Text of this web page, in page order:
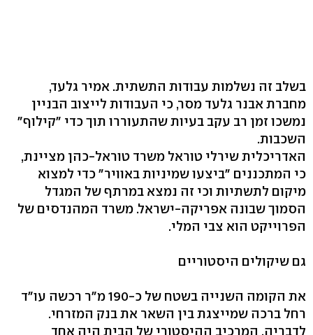
בשלב זה נשלמות עבודות התשתית. אמיר גלעד,
מחברת אבנר גלעד מסר, כי העבודות לייצוב הבניין
נמשכו זמן רב עקב בעיות שהתעוררו תוך כדי "קילוף"
השכבות.
האדריכלית שירלי טוראל משרד טוראל-כהן מציינת,
כי המתכננים "ביצעו שמיניות באוויר" כדי למצוא
מיקום לתשתיות וכי זה נמצא במרתף של המגדל
הסמוך שבונה אפריקה-ישראל. משרד המהנדסים של
הפרוייקט הוא צבי המלי.
גם שיקולים היסטוריים
את הקומה השנייה בשטח של כ-190 מ"ר רכשה עו"ד
רחל ברכה שמייצגת בין השאר את בנק המזרחי.
לדבריה, המרכיב ההיסטורי של הבית היה אחד